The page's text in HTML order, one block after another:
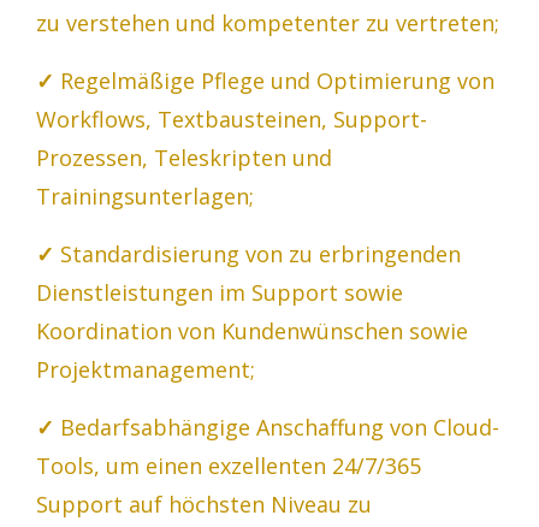
zu verstehen und kompetenter zu vertreten;
✓ Regelmäßige Pflege und Optimierung von
Workflows, Textbausteinen, Support-
Prozessen, Teleskripten und
Trainingsunterlagen;
✓ Standardisierung von zu erbringenden
Dienstleistungen im Support sowie
Koordination von Kundenwünschen sowie
Projektmanagement;
✓ Bedarfsabhängige Anschaffung von Cloud-
Tools, um einen exzellenten 24/7/365
Support auf höchsten Niveau zu